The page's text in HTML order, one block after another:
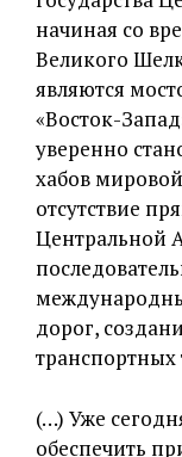
начиная со
Великого
являются
«Восток-
уверенно
хабов
отсутствие
Центральной
дорог,
(…) Уже
обеспечить